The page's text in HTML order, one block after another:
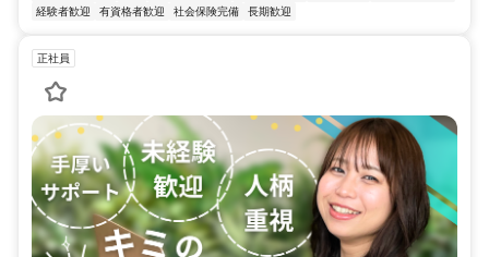
経験者歓迎
有資格者歓迎 社会保険完備 長期歓迎
正社員